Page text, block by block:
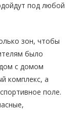
под любой
зон, чтобы
было
с домом
комплекс, а
поле.